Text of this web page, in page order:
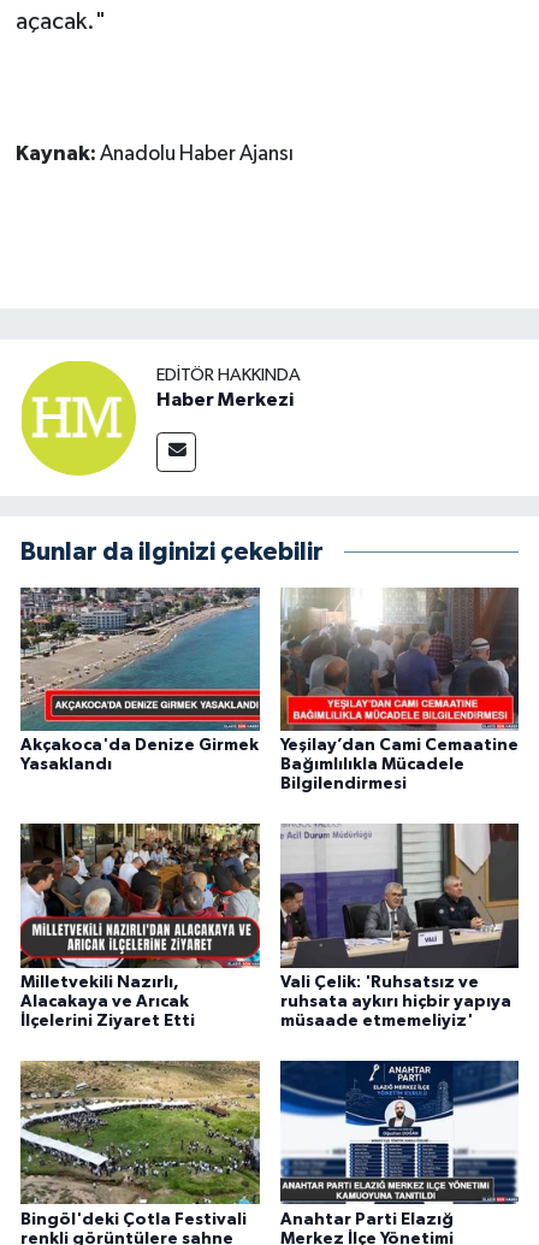
açacak."
Kaynak: Anadolu Haber Ajansı
EDITÖR HAKKINDA
Haber Merkezi
Bunlar da ilginizi çekebilir
Akçakoca'da Denize Girmek
Yasaklandı
Yeşilay’dan Cami Cemaatine
Bağımlılıkla Mücadele
Bilgilendirmesi
Milletvekili Nazırlı,
Alacakaya ve Arıcak
İlçelerini Ziyaret Etti
Vali Çelik: 'Ruhsatsız ve
ruhsata aykırı hiçbir yapıya
müsaade etmemeliyiz'
Bingöl'deki Çotla Festivali
renkli görüntülere sahne
Anahtar Parti Elazığ
Merkez İlçe Yönetimi